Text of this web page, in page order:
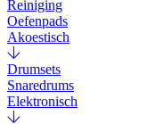
Reiniging
Oefenpads
Akoestisch
Drumsets
Snaredrums
Elektronisch